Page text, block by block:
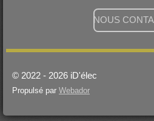
NOUS
© 2022 - 2026 iD'élec
Propulsé par Webador